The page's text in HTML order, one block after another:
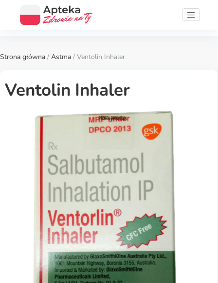
Strona główna / Astma / Ventolin Inhaler
Ventolin Inhaler